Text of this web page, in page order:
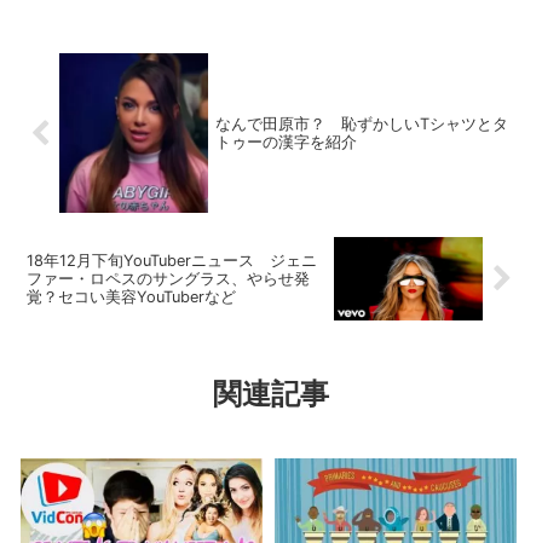
なんで田原市？ 恥ずかしいTシャツとタ
トゥーの漢字を紹介
18年12月下旬YouTuberニュース ジェニ
ファー・ロペスのサングラス、やらせ発
覚？セコい美容YouTuberなど
関連記事